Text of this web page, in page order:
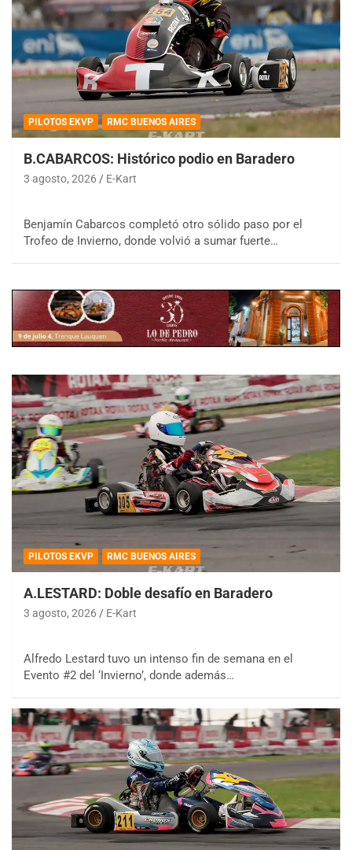
PILOTOS EKVP RMC BUENOS AIRES
B.CABARCOS: Histórico podio en Baradero
3 agosto, 2026 E-Kart
Benjamín Cabarcos completó otro sólido paso por el
Trofeo de Invierno, donde volvió a sumar fuerte…
PILOTOS EKVP RMC BUENOS AIRES
A.LESTARD: Doble desafío en Baradero
3 agosto, 2026 E-Kart
Alfredo Lestard tuvo un intenso fin de semana en el
Evento #2 del ‘Invierno’, donde además…